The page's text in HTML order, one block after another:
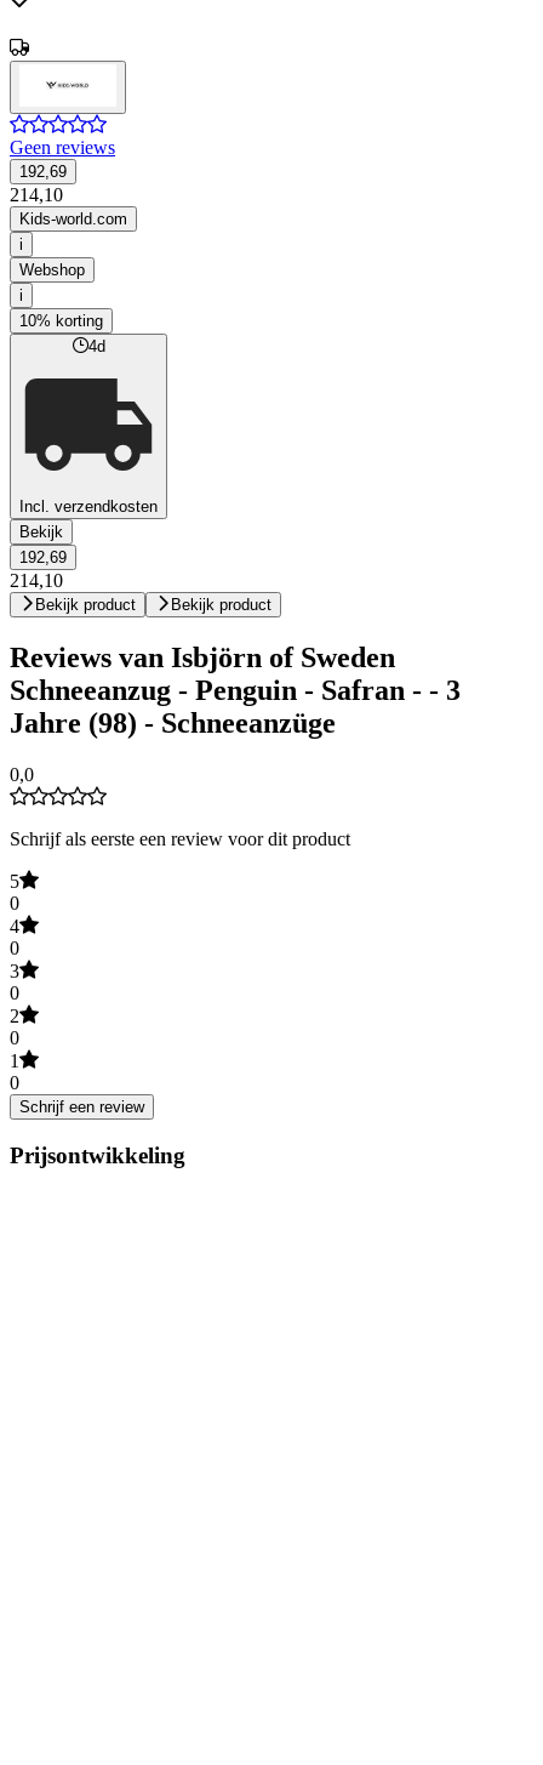
Geen reviews
192,69
214,10
Kids-world.com
i
Webshop
i
10% korting
4d
Incl. verzendkosten
Bekijk
192,69
214,10
Bekijk product Bekijk product
Reviews van Isbjörn of Sweden
Schneeanzug - Penguin - Safran - - 3
Jahre (98) - Schneeanzüge
0,0
Schrijf als eerste een review voor dit product
5
0
4
0
3
0
2
0
1
0
Schrijf een review
Prijsontwikkeling